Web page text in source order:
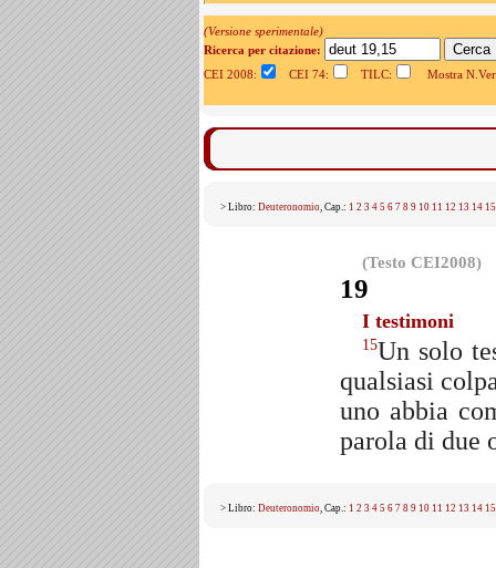
(Versione sperimentale)
Ricerca per citazione:
CEI 2008:
CEI 74: TILC: Mostra
> Libro: Deuteronomio, Cap.: 1 2 3 4 5 6 7 8 9 10 11 12 13 14 15
(Testo CEI2008)
19
I testimoni
15Un solo
qualsiasi
uno abbia
parola di due
> Libro: Deuteronomio, Cap.: 1 2 3 4 5 6 7 8 9 10 11 12 13 14 15